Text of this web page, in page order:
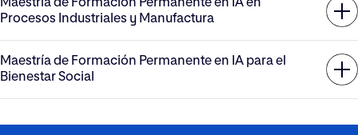
Maestría de Formación Permanente en IA en
Procesos Industriales y Manufactura
Maestría de Formación Permanente en IA para el
Bienestar Social